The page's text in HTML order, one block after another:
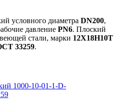
условного диаметра DN200,
давление PN6. Плоский
стали, марки 12Х18Н10Т
33259.
1000-10-01-1-D-